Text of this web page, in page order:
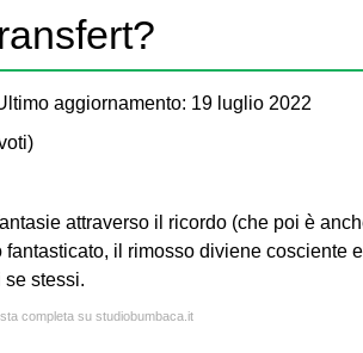
aggiornamento: 19 luglio 2022
)
attraverso il ricordo (che poi è
il rimosso diviene cosciente
stessi.
completa su studiobumbaca.it